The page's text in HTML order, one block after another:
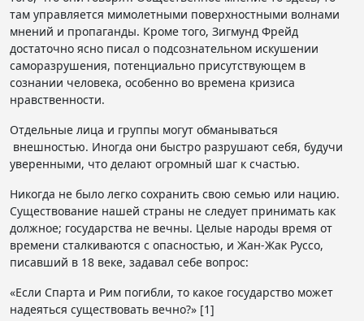
там управляется мимолетными поверхностными волнами
мнений и пропаганды. Кроме того, Зигмунд Фрейд
достаточно ясно писал о подсознательном искушении
саморазрушения, потенциально присутствующем в
сознании человека, особенно во времена кризиса
нравственности.
Отдельные лица и группы могут обманываться
внешностью. Иногда они быстро разрушают себя, будучи
уверенными, что делают огромный шаг к счастью.
Никогда не было легко сохранить свою семью или нацию.
Существование нашей страны не следует принимать как
должное; государства не вечны. Целые народы время от
времени сталкиваются с опасностью, и Жан-Жак Руссо,
писавший в 18 веке, задавал себе вопрос:
«Если Спарта и Рим погибли, то какое государство может
надеяться существовать вечно?» [1]